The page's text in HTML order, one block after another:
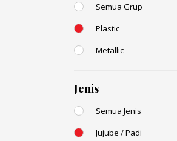
Semua Grup
Plastic
Metallic
Jenis
Semua Jenis
Jujube / Padi